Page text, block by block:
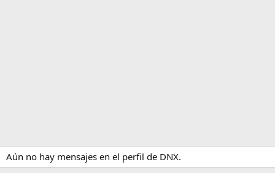
Aún no hay mensajes en el perfil de DNX.